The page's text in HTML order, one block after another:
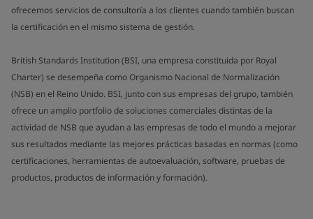
ofrecemos servicios de consultoría a los clientes cuando también buscan
la certificación en el mismo sistema de gestión.
British Standards Institution (BSI, una empresa constituida por Royal
Charter) se desempeña como Organismo Nacional de Normalización
(NSB) en el Reino Unido. BSI, junto con sus empresas del grupo, también
ofrece un amplio portfolio de soluciones comerciales distintas de la
actividad de NSB que ayudan a las empresas de todo el mundo a mejorar
sus resultados mediante las mejores prácticas basadas en normas (como
certificaciones, herramientas de autoevaluación, software, pruebas de
productos, productos de información y formación).